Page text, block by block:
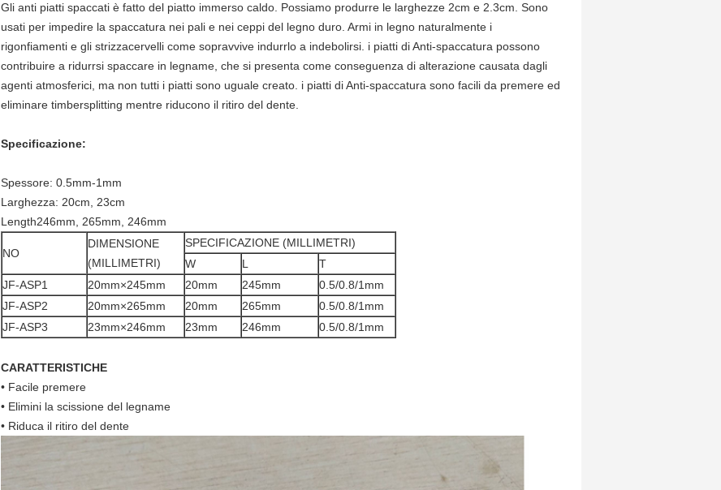
Gli anti piatti spaccati è fatto del piatto immerso caldo. Possiamo produrre le larghezze 2cm e 2.3cm. Sono
usati per impedire la spaccatura nei pali e nei ceppi del legno duro. Armi in legno naturalmente i
rigonfiamenti e gli strizzacervelli come sopravvive indurrlo a indebolirsi. i piatti di Anti-spaccatura possono
contribuire a ridurrsi spaccare in legname, che si presenta come conseguenza di alterazione causata dagli
agenti atmosferici, ma non tutti i piatti sono uguale creato. i piatti di Anti-spaccatura sono facili da premere ed
eliminare timbersplitting mentre riducono il ritiro del dente.
Specificazione:
Spessore: 0.5mm-1mm
Larghezza: 20cm, 23cm
Length246mm, 265mm, 246mm
NO
DIMENSIONE
(MILLIMETRI)
SPECIFICAZIONE (MILLIMETRI)
W
L
T
JF-ASP1
20mm×245mm 20mm 245mm
0.5/0.8/1mm
JF-ASP2
20mm×265mm 20mm 265mm
0.5/0.8/1mm
JF-ASP3
23mm×246mm 23mm 246mm 0.5/0.8/1mm
CARATTERISTICHE
• Facile premere
• Elimini la scissione del legname
• Riduca il ritiro del dente